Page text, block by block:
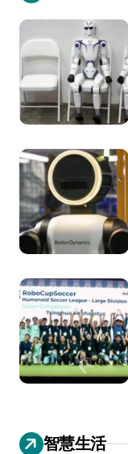
智慧生活